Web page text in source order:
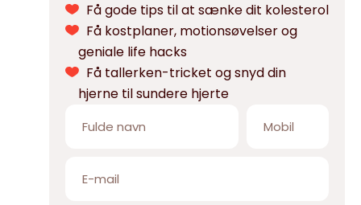
Få gode tips til at sænke dit kolesterol
Få kostplaner, motionsøvelser og
geniale life hacks
Få tallerken-tricket og snyd din
hjerne til sundere hjerte